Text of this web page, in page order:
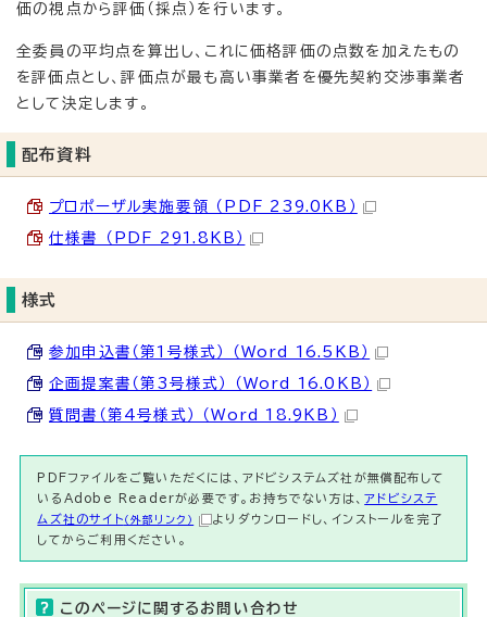
価の視点から評価（採点）を行います。
全委員の平均点を算出し、これに価格評価の点数を加えたもの
を評価点とし、評価点が最も高い事業者を優先契約交渉事業者
として決定します。
配布資料
プロポーザル実施要領 （PDF 239.0KB）
仕様書 （PDF 291.8KB）
様式
参加申込書（第1号様式） （Word 16.5KB）
企画提案書（第3号様式） （Word 16.0KB）
質問書（第4号様式） （Word 18.9KB）
PDFファイルをご覧いただくには、アドビシステムズ社が無償配布して
いるAdobe Readerが必要です。お持ちでない方は、アドビシステ
ムズ社のサイト （外部リンク）
よりダウンロードし、インストールを完了
してからご利用ください。
このページに関する お問い合わせ